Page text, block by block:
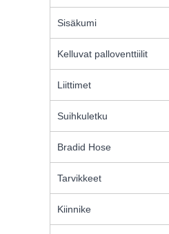
Sisäkumi
Kelluvat palloventtiilit
Liittimet
Suihkuletku
Bradid Hose
Tarvikkeet
Kiinnike